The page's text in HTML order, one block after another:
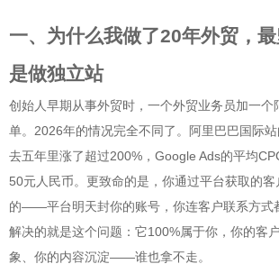
一、为什么我做了20年外贸，
是做独立站
创始人早期从事外贸时，一个外贸业务员加一个
单。2026年的情况完全不同了。阿里巴巴国际
去五年里涨了超过200%，Google Ads的平均
50元人民币。更致命的是，你通过平台获取的
的——平台明天封你的账号，你连客户联系方式
解决的就是这个问题：它100%属于你，你的客
象、你的内容沉淀——谁也拿不走。